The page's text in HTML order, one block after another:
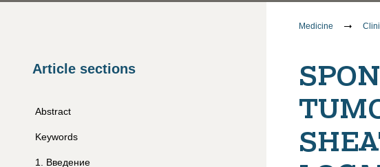
Article sections
Abstract
Keywords
1 Введение
Medicine